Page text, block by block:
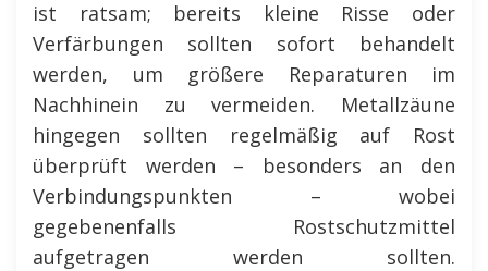
ist ratsam; bereits kleine Risse oder
Verfärbungen sollten sofort behandelt
werden, um größere Reparaturen im
Nachhinein zu vermeiden. Metallzäune
hingegen sollten regelmäßig auf Rost
überprüft werden – besonders an den
Verbindungspunkten – wobei
gegebenenfalls Rostschutzmittel
aufgetragen werden sollten.